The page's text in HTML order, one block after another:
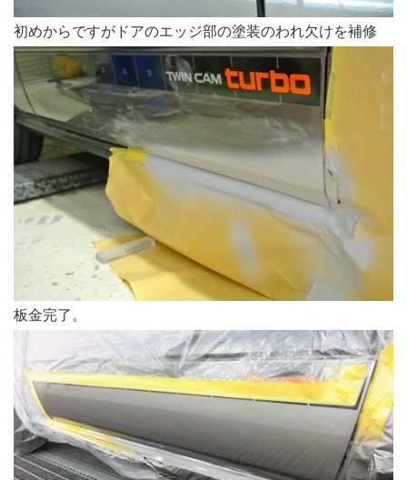
初めからですがドアのエッジ部の塗装のわれ欠けを補修
板金完了。